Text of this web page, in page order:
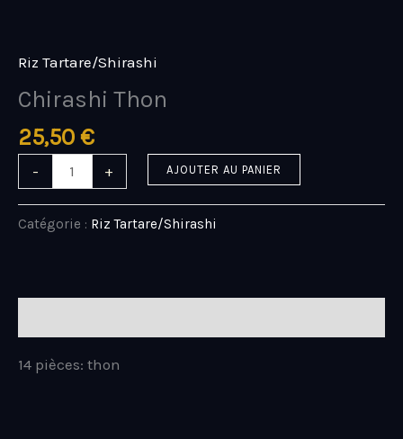
contenu
Riz Tartare/Shirashi
Chirashi Thon
25,50 €
-
Chirashi
+ AJOUTER AU PANIER
Catégorie : Riz Tartare/Shirashi
14 pièces: thon